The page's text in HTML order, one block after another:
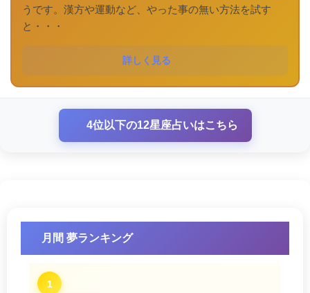
うです。漢方や運動など、やった事の無い方法を試す
と・・・
詳しく見る
4位以下の12星座占いはこちら
月間 夢ランキング
1